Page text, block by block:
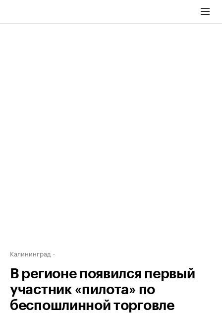
Калининград
В регионе появился первый
участник «пилота» по
беспошлинной торговле